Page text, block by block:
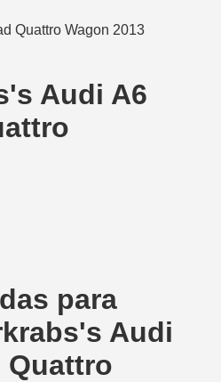
Audi A6
para
Audi
Quattro